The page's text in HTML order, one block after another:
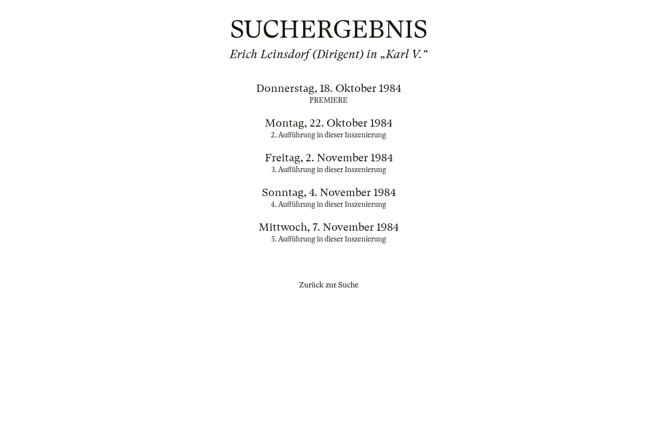
SUCHERGEBNIS
Erich Leinsdorf (Dirigent) in „Karl V.“
Donnerstag, 18. Oktober 1984
PREMIERE
Montag, 22. Oktober 1984
2. Aufführung in dieser Inszenierung
Freitag, 2. November 1984
3. Aufführung in dieser Inszenierung
Sonntag, 4. November 1984
4. Aufführung in dieser Inszenierung
Mittwoch, 7. November 1984
5. Aufführung in dieser Inszenierung
Zurück zur Suche